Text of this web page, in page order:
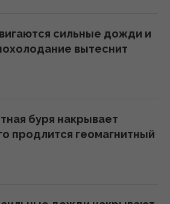
свидетельствуют, что
новых членов, - FT
2026
на инцидент с
– опрос
2026
из-под контроля, -
сильные дожди и
вытеснит
буря накрывает
продлится геомагнитный